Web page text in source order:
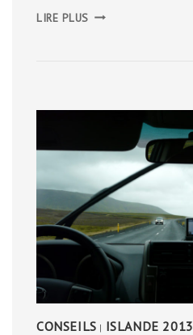
LIRE PLUS
CONSEILS | ISLANDE 2013